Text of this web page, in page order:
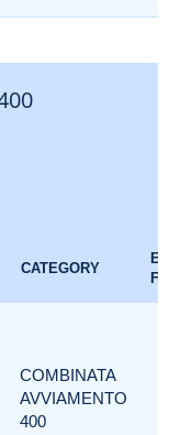
CATEGORY
COMBINATA
AVVIAMENTO
400